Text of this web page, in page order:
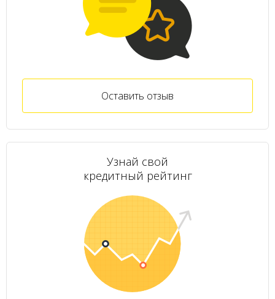
Оставить отзыв
Узнай свой
кредитный рейтинг